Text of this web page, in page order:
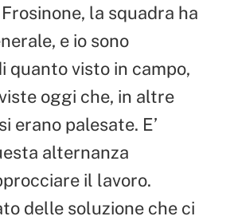
la squadra ha
e io sono
quanto visto in campo,
oggi che, in altre
erano palesate. E’
alternanza
il lavoro.
delle soluzione che ci